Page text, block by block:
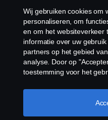
Cookiebeleid
Cookies
Wij gebruiken cookies om
personaliseren, om
en om het websiteverkeer
informatie over uw
partners op het gebied
analyse. Door op
toestemming voor het
door op "Cookie
categorieën te selecteren